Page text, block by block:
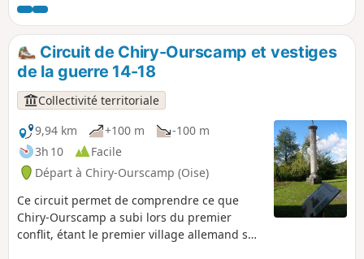
entière pour son château médiéval du
XIXe siècle ! À voir aussi le Prieuré du
Mont Saint-Pierre, le Pavillon Eugénie et
l'Étang Saint-Pierre au retour.
Circuit de Chiry-Ourscamp et vestiges
de la guerre 14-18
Collectivité territoriale
9,94 km
+100 m
-100 m
3h 10
Facile
Départ à Chiry-Ourscamp (Oise)
Ce circuit permet de comprendre ce que
Chiry-Ourscamp a subi lors du premier
conflit, étant le premier village allemand sur